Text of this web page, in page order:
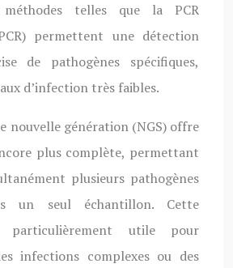
méthodes telles que la PCR
permettent une détection
de pathogènes spécifiques,
d’infection très faibles.
nouvelle génération (NGS) offre
plus complète, permettant
plusieurs pathogènes
un seul échantillon. Cette
particulièrement utile pour
infections complexes ou des